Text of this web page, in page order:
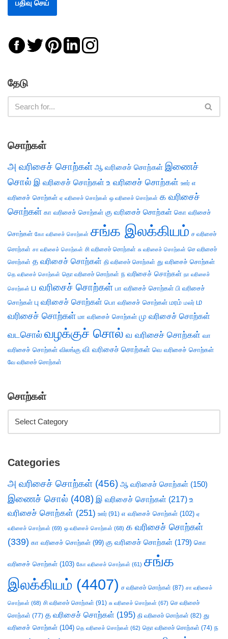
தேடு
சொற்கள்
அ வரிசைச் சொற்கள் ஆ வரிசைச் சொற்கள் இணைச்
சொல் இ வரிசைச் சொற்கள் உ வரிசைச் சொற்கள் ஊர் எ
வரிசைச் சொற்கள் ஏ வரிசைச் சொற்கள் ஒ வரிசைச் சொற்கள் க வரிசைச்
சொற்கள் கா வரிசைச் சொற்கள் கு வரிசைச் சொற்கள் கொ வரிசைச்
சொற்கள் கோ வரிசைச் சொற்கள் சங்க இலக்கியம் ச வரிசைச்
சொற்கள் சா வரிசைச் சொற்கள் சி வரிசைச் சொற்கள் சு வரிசைச் சொற்கள் செ வரிசைச்
சொற்கள் த வரிசைச் சொற்கள் தி வரிசைச் சொற்கள் து வரிசைச் சொற்கள்
தெ வரிசைச் சொற்கள் தொ வரிசைச் சொற்கள் ந வரிசைச் சொற்கள் நா வரிசைச்
சொற்கள் ப வரிசைச் சொற்கள் பா வரிசைச் சொற்கள் பி வரிசைச்
சொற்கள் பு வரிசைச் சொற்கள் பொ வரிசைச் சொற்கள் மரம் மலர் ம
வரிசைச் சொற்கள் மா வரிசைச் சொற்கள் மு வரிசைச் சொற்கள்
வடசொல் வழக்குச் சொல் வ வரிசைச் சொற்கள் வா
வரிசைச் சொற்கள் விலங்கு வி வரிசைச் சொற்கள் வெ வரிசைச் சொற்கள்
வே வரிசைச் சொற்கள்
சொற்கள்
Categories
அ வரிசைச் சொற்கள் (456) ஆ வரிசைச் சொற்கள் (150)
இணைச் சொல் (408) இ வரிசைச் சொற்கள் (217) உ
வரிசைச் சொற்கள் (251) ஊர் (91) எ வரிசைச் சொற்கள் (102) ஏ
வரிசைச் சொற்கள் (69) ஒ வரிசைச் சொற்கள் (68) க வரிசைச் சொற்கள்
(339) கா வரிசைச் சொற்கள் (99) கு வரிசைச் சொற்கள் (179) கொ
வரிசைச் சொற்கள் (103) கோ வரிசைச் சொற்கள் (61) சங்க
இலக்கியம் (4407) ச வரிசைச் சொற்கள் (87) சா வரிசைச்
சொற்கள் (68) சி வரிசைச் சொற்கள் (91) சு வரிசைச் சொற்கள் (67) செ வரிசைச்
சொற்கள் (77) த வரிசைச் சொற்கள் (195) தி வரிசைச் சொற்கள் (82) து
வரிசைச் சொற்கள் (104) தெ வரிசைச் சொற்கள் (62) தொ வரிசைச் சொற்கள் (74) ந